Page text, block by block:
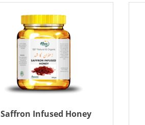
Saffron Infused Honey